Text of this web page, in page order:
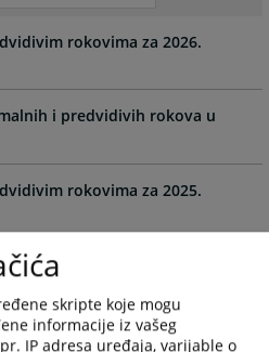
rokovima za 2026.
i predvidivih rokova u
rokovima za 2025.
i predvidivih rokova u
rokovima za 2024.
skripte koje mogu
informacije iz vašeg
IP adresa uređaja, varijable o